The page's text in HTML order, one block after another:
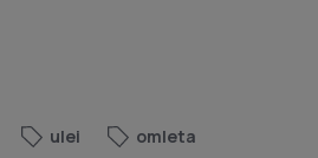
ulei omleta